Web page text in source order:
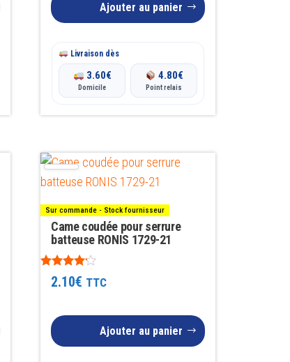
Ajouter au panier
Livraison dès
3.60€
Domicile
4.80€
Point relais
Sur commande - Stock fournisseur
Came coudée pour serrure
batteuse RONIS 1729-21
Note
4.002.10€ TTC
Ajouter au panier